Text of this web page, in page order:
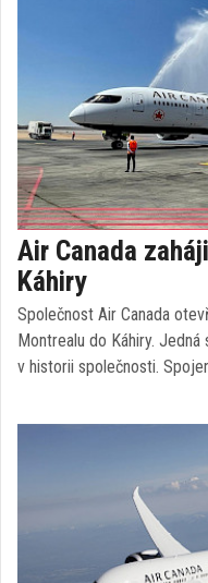
Air Canada
Káhiry
Společnost Air Canada
Montrealu do Káhiry.
v historii společnosti.